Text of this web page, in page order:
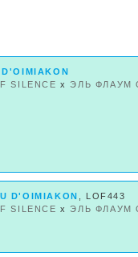
SILENCE x ЭЛЬ ФЛАУМ
D'OIMIAKON
, LOF443
SILENCE x ЭЛЬ ФЛАУМ